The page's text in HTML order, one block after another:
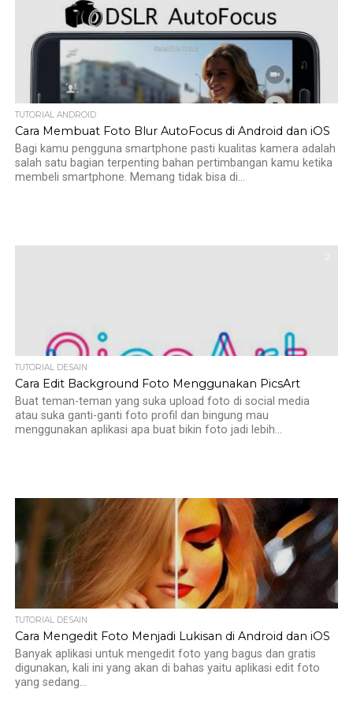
TUTORIAL ANDROID
Cara Membuat Foto Blur AutoFocus di Android dan iOS
Bagi kamu pengguna smartphone pasti kualitas kamera adalah
salah satu bagian terpenting bahan pertimbangan kamu ketika
membeli smartphone. Memang tidak bisa di...
2
TUTORIAL DESAIN
Cara Edit Background Foto Menggunakan PicsArt
Buat teman-teman yang suka upload foto di social media
atau suka ganti-ganti foto profil dan bingung mau
menggunakan aplikasi apa buat bikin foto jadi lebih...
TUTORIAL DESAIN
Cara Mengedit Foto Menjadi Lukisan di Android dan iOS
Banyak aplikasi untuk mengedit foto yang bagus dan gratis
digunakan, kali ini yang akan di bahas yaitu aplikasi edit foto
yang sedang...